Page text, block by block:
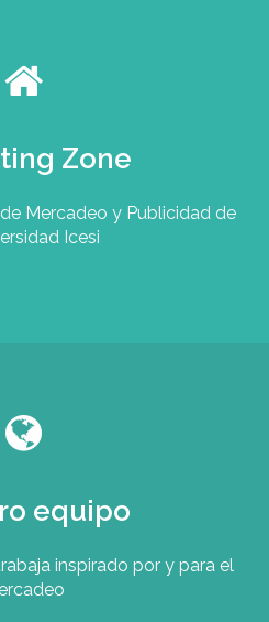
Zone
Mercadeo y Publicidad de
Icesi
equipo
inspirado por y para el